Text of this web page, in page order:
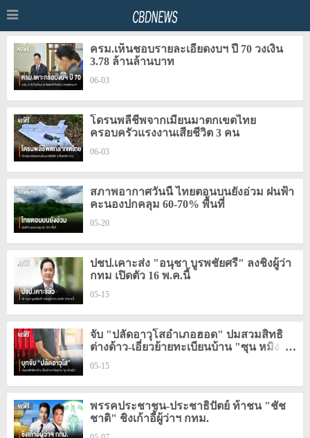
ครม.เห็นชอบรายละเอียดงบฯ ปี 70 วงเงิน
3.78 ล้านล้านบาท
06-03
โดรนพลีชีพจากเมียนมาตกเขตไทย
ครอบครัวแรงงานเสียชีวิต 3 คน
06-03
สภาพอากาศวันนี้ ไทยตอนบนยังอ่วม ฝนฟ้า
คะนองปกคลุม 60-70% พื้นที่
05-20
ปชป.เคาะส่ง "อนุชา บูรพชัยศรี" ลงชิงผู้ว่า
กทม เปิดตัว 16 พ.ค.นี้
05-15
จับ "ปลัดอาวุโสอำเภอฮอด" ปมสวมสิทธิ
ต่างด้าว-เอี่ยวย้ายทะเบียนบ้าน "ซุน หมิง
05-15
พรรคประชาชน-ประชาธิปัตย์ ท้าชน "ชัช
ชาติ" ชิงเก้าอี้ผู้ว่าฯ กทม.